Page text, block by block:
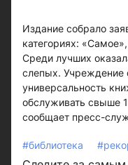
Издание собрало
категориях:
Среди лучших
слепых. Учреждение
универсальность
обслуживать свыше
сообщает пресс-
#библиотека